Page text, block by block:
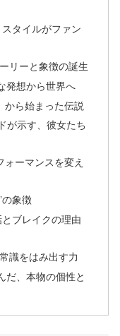
タイルがファン
リーと象徴の誕生
発想から世界へ
から始まった伝説
が示す、彼女たち
ーマンスを変え
の象徴
ブレイクの理由
識をはみ出す力
だ、本物の個性と